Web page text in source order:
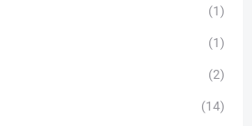
(1)
(1)
(2)
(14)